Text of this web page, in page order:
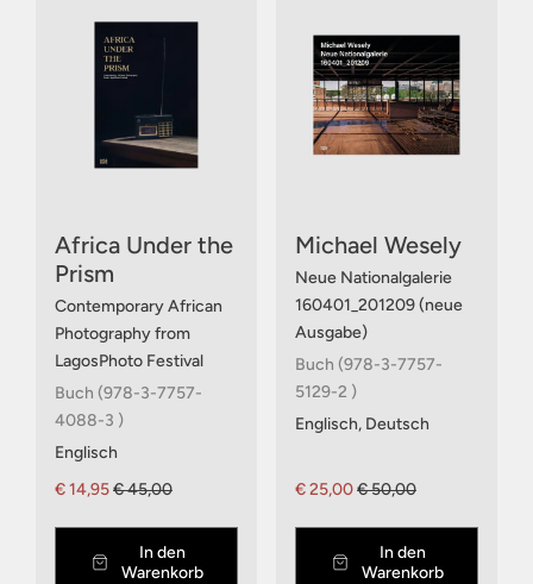
Africa Under the
Prism
Contemporary African
Photography from
LagosPhoto Festival
Buch (978-3-7757-
4088-3 )
Englisch
€ 14,95€ 45,00
In den
Warenkorb
Michael Wesely
Neue Nationalgalerie
160401_201209 (neue
Ausgabe)
Buch (978-3-7757-
5129-2 )
Englisch, Deutsch
€ 25,00€ 50,00
In den
Warenkorb